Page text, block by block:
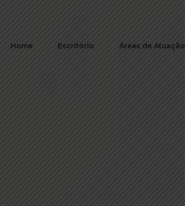
Home Escritório Áreas de Atuação